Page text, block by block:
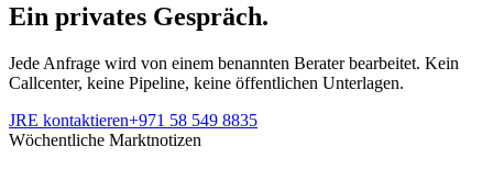
Ein privates Gespräch.
Jede Anfrage wird von einem benannten Berater bearbeitet. Kein
Callcenter, keine Pipeline, keine öffentlichen Unterlagen.
JRE kontaktieren+971 58 549 8835
Wöchentliche Marktnotizen